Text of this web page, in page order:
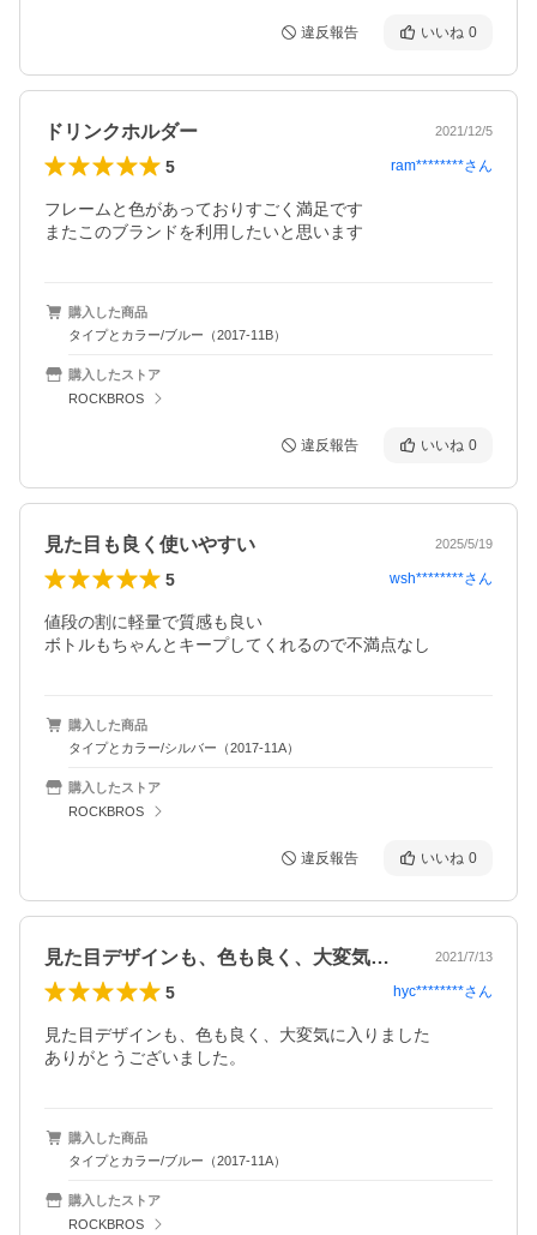
違反報告 いいね 0
ドリンクホルダー 2021/12/5
5 ram********さん
フレームと色があっておりすごく満足です
またこのブランドを利用したいと思います
購入した商品
タイプとカラー/ブルー（2017-11B）
購入したストア
ROCKBROS
違反報告 いいね 0
見た目も良く使いやすい 2025/5/19
5 wsh********さん
値段の割に軽量で質感も良い
ボトルもちゃんとキープしてくれるので不満点なし
購入した商品
タイプとカラー/シルバー（2017-11A）
購入したストア
ROCKBROS
違反報告 いいね 0
見た目デザインも、色も良く、大変気に入… 2021/7/13
5 hyc********さん
見た目デザインも、色も良く、大変気に入りました
ありがとうございました。
購入した商品
タイプとカラー/ブルー（2017-11A）
購入したストア
ROCKBROS